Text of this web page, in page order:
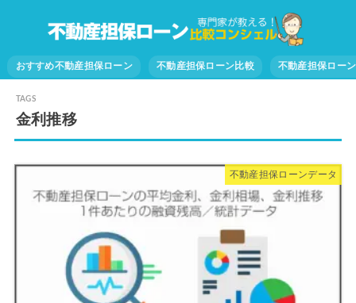
おすすめ不動産担保ローン 不動産担保ローン比較 不動産担保ロー
金利推移
不動産担保ローンデータ